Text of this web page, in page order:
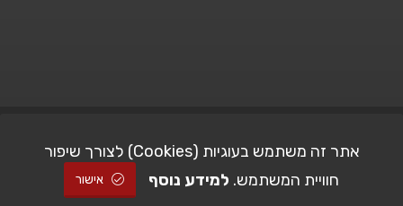
© All Rights Reserved | STUDIO101| Picshare.co.il - כל הזכויות שמורות
אתר זה משתמש בעוגיות (Cookies) לצורך שיפור
חוויית המשתמש. למידע נוסף